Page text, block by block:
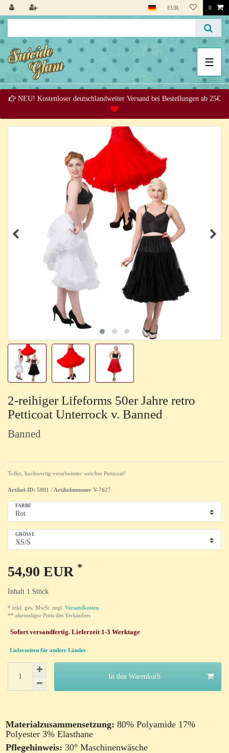
EUR 0
☰
NEU! Kostenloser deutschlandweiter Versand bei Bestellungen ab 25€
2-reihiger Lifeforms 50er Jahre retro
Petticoat Unterrock v. Banned
Banned
Toller, hochwertig verarbeiteter weicher Petticoat!
Artikel-ID: 5881 / Artikelnummer V-7627
FARBE
GRÖSSE
54,90 EUR *
Inhalt 1 Stück
* inkl. ges. MwSt. zzgl.
Versandkosten
** ehemaliger Preis des Verkäufers
Sofort versandfertig. Lieferzeit 1-3 Werktage
Lieferzeiten für andere Länder
In den Warenkorb
Materialzusammensetzung: 80% Polyamide 17%
Polyester 3% Elasthane
Pflegehinweis: 30° Maschinenwäsche